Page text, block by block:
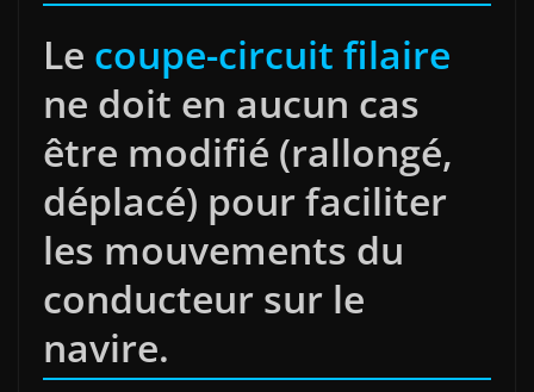
Le coupe-circuit filaire
ne doit en aucun cas
être modifié (rallongé,
déplacé) pour faciliter
les mouvements du
conducteur sur le
navire.